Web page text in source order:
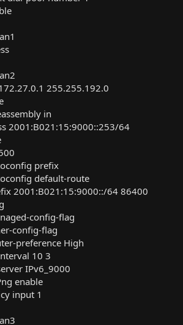
255.255.192.0
in
2001:B021:15:9000::253/64
prefix
default-route
2001:B021:15:9000::/64 86400
config-flag
config-flag
preference High
10 3
IPv6_9000
enable
input 1